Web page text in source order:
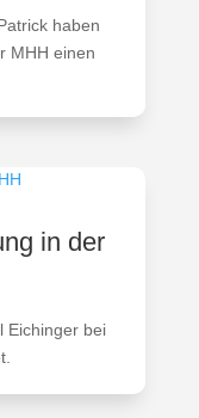
haben
MHH einen
in der
Eichinger bei